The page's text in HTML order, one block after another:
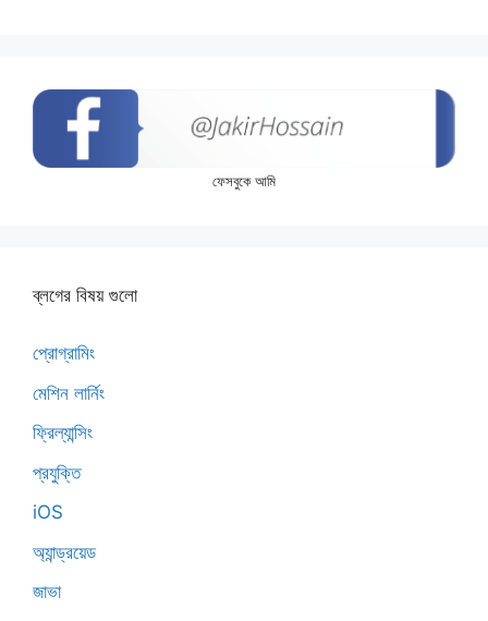
ফেসবুকে আমি
ব্লগের বিষয় গুলো
প্রোগ্রামিং
মেশিন লার্নিং
ফ্রিল্যান্সিং
প্রযুক্তি
iOS
অ্যান্ড্রয়েড
জাভা